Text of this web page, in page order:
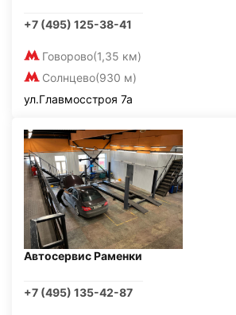
+7 (495) 125-38-41
Говорово(1,35 км)
Солнцево(930 м)
ул.Главмосстроя 7а
Автосервис Раменки
+7 (495) 135-42-87